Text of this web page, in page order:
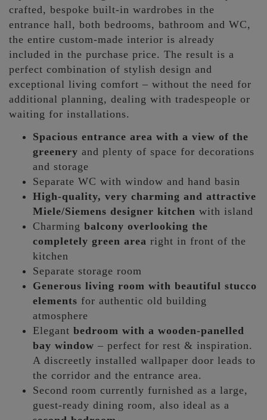
crafted, bespoke built-in wardrobes in the
entrance hall, both bedrooms, bathroom and WC,
the entire custom-made interior is already
included in the purchase price. The result is a
perfect combination of stylish design and
exceptional living comfort – without the need for
additional planning, dealing with tradespeople or
waiting for installations.
Spacious entrance area with a view of the
greenery and plenty of space for decorations
and storage
Separate WC with window and hand basin
High-quality, very charming and attractive
Miele/Siemens designer kitchen with island
Charming balcony overlooking the
completely green area right in front of the
kitchen
Separate storage room
Generous living room with beautiful stucco
elements for authentic old building
atmosphere
Elegant bedroom with a wooden-panelled
bay window – perfect for rest & inspiration.
A discreetly installed wallpaper door leads to
the corridor and the entrance area.
Second room currently furnished as a large,
guest-ready dining room, also ideal as a